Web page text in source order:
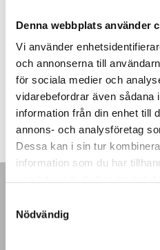
Denna webbplats använder
Vi använder
och annonserna till
för sociala medier och
vidarebefordrar även sådana
information från din enhet till
annons- och analysföretag
Dessa kan i sin tur
information som du har
Nödvändig
Praktisk och använbar strömtång
mA...3 kA växelström med en
utsignal om 0...3 V. För
5,995.00kr–7,545.00kr
till